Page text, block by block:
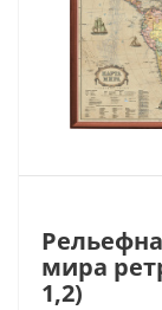
мира
1,2)